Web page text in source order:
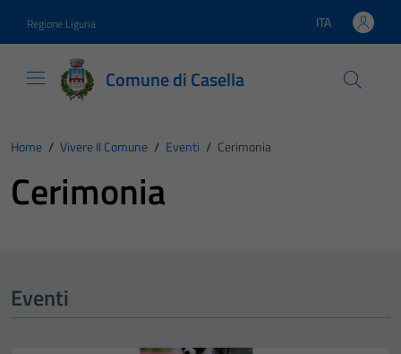
Regione Liguria Lingua attiva:
ITA
Comune di Casella
Home / Vivere Il Comune / Eventi / Cerimonia
Cerimonia
Eventi